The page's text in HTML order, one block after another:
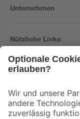
Unternehmen
Nützliche Links
Der toom Newsletter:
Zur Newsletter